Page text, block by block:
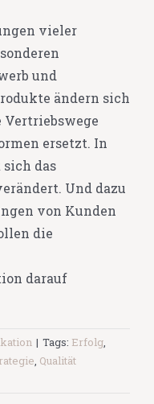
vieler
und
ändern sich
ersetzt. In
das
Und dazu
von Kunden
die
darauf
| Tags: Erfolg,
, Qualität